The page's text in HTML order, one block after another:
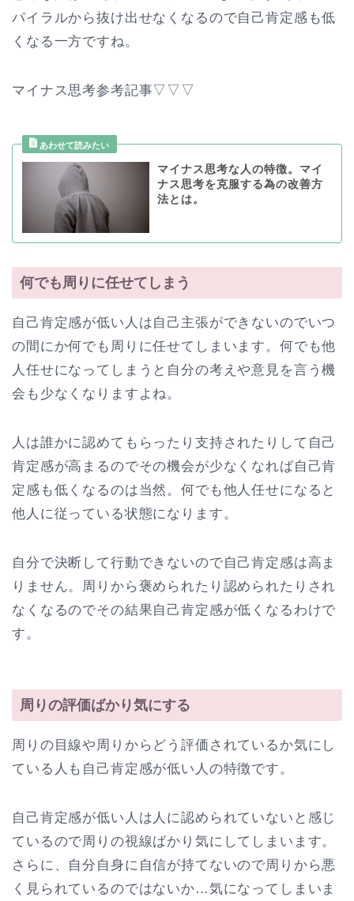
パイラルから抜け出せなくなるので自己肯定感も低
くなる一方ですね。
マイナス思考参考記事▽▽▽
マイナス思考な人の特徴。マイ
ナス思考を克服する為の改善方
法とは。
何でも周りに任せてしまう
自己肯定感が低い人は自己主張ができないのでいつ
の間にか何でも周りに任せてしまいます。何でも他
人任せになってしまうと自分の考えや意見を言う機
会も少なくなりますよね。
人は誰かに認めてもらったり支持されたりして自己
肯定感が高まるのでその機会が少なくなれば自己肯
定感も低くなるのは当然。何でも他人任せになると
他人に従っている状態になります。
自分で決断して行動できないので自己肯定感は高ま
りません。周りから褒められたり認められたりされ
なくなるのでその結果自己肯定感が低くなるわけで
す。
周りの評価ばかり気にする
周りの目線や周りからどう評価されているか気にし
ている人も自己肯定感が低い人の特徴です。
自己肯定感が低い人は人に認められていないと感じ
ているので周りの視線ばかり気にしてしまいます。
さらに、自分自身に自信が持てないので周りから悪
く見られているのではないか…気になってしまいま